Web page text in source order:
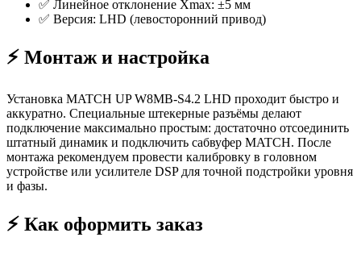
✅ Линейное отклонение Xmax: ±5 мм
✅ Версия: LHD (левосторонний привод)
⚡️ Монтаж и настройка
Установка MATCH UP W8MB-S4.2 LHD проходит быстро и
аккуратно. Специальные штекерные разъёмы делают
подключение максимально простым: достаточно отсоединить
штатный динамик и подключить сабвуфер MATCH. После
монтажа рекомендуем провести калибровку в головном
устройстве или усилителе DSP для точной подстройки уровня
и фазы.
⚡️ Как оформить заказ